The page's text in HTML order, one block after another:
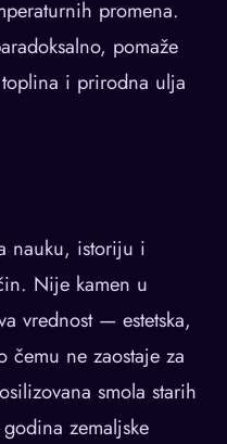
promena.
pomaže
i prirodna ulja
nauku, istoriju i
Nije kamen u
vrednost — estetska,
ne zaostaje za
smola starih
zemaljske